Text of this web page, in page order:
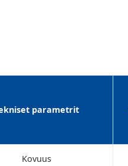
parametrit
Kovuus